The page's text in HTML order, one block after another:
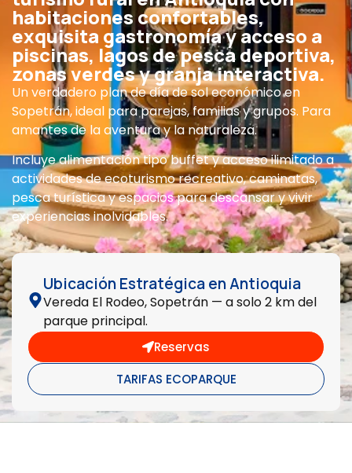
habitaciones confortables,
exquisita gastronomía y acceso a
piscinas, lagos de pesca deportiva,
zonas verdes y granja interactiva.
Un verdadero plan de día de sol económico en
Sopetrán, ideal para parejas, familias y grupos. Para
amantes de la aventura y la naturaleza.
Incluye alimentación tipo buffet y acceso ilimitado a
actividades de ecoturismo recreativo, caminatas,
pesca turística y espacios para descansar y vivir
experiencias inolvidables.
Ubicación Estratégica en Antioquia
Vereda El Rodeo, Sopetrán — a solo 2 km del
parque principal.
Reservas
TARIFAS ECOPARQUE